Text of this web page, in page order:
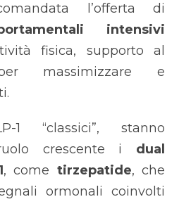
l’offerta di
intensivi
fisica, supporto al
massimizzare e
1 “classici”, stanno
crescente i dual
, come tirzepatide, che
ormonali coinvolti